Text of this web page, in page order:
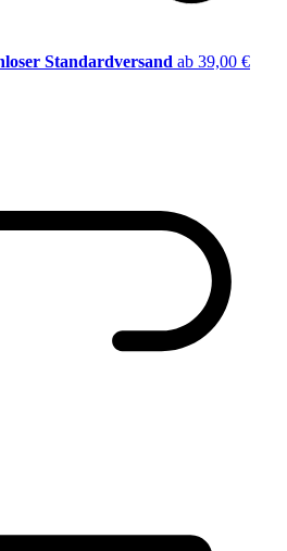
Standardversand ab 39,00 €